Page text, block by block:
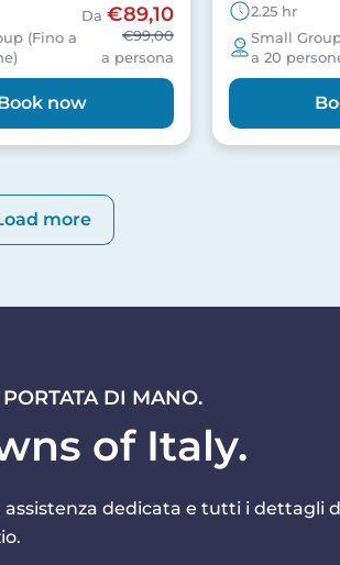
(Fino a
Da €89,10
€99,00
a persona
now
2.25 hr
Small
a 20
more
DI MANO.
of Italy.
dedicata e tutti i dettagli